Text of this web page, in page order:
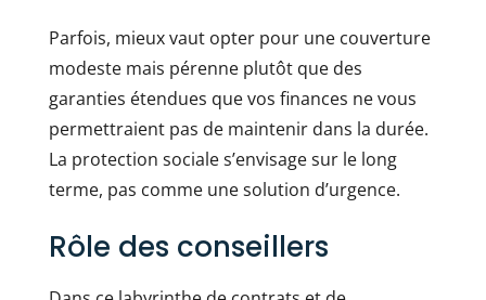
Parfois, mieux vaut opter pour une couverture
modeste mais pérenne plutôt que des
garanties étendues que vos finances ne vous
permettraient pas de maintenir dans la durée.
La protection sociale s’envisage sur le long
terme, pas comme une solution d’urgence.
Rôle des conseillers